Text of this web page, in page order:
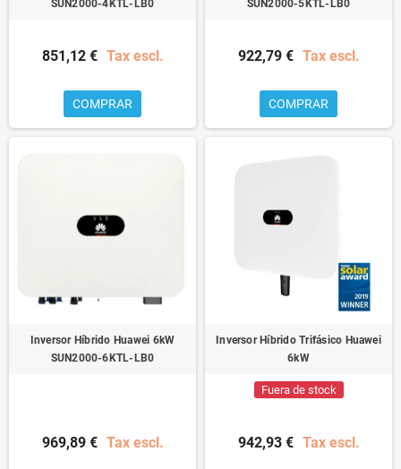
SUN2000-4KTL-LB0
851,12 € Tax escl.
COMPRAR
SUN2000-5KTL-LB0
922,79 € Tax escl.
COMPRAR
Inversor Híbrido Huawei 6kW
SUN2000-6KTL-LB0
969,89 € Tax escl.
Inversor Híbrido Trifásico Huawei
6kW
Fuera de stock
942,93 € Tax escl.